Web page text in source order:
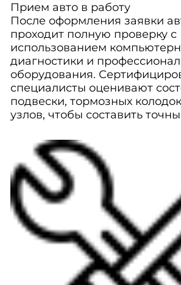
Прием авто в работу
После оформления заявки
проходит полную проверку с
использованием
диагностики и
оборудования.
специалисты оценивают
подвески, тормозных
узлов, чтобы составить